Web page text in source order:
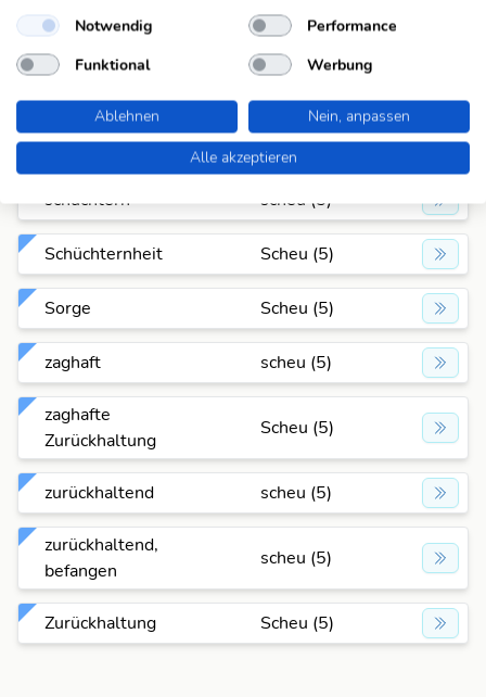
Pietät Scheu (5)
schreckhaft scheu (5)
schüchtern scheu (5)
Schüchternheit Scheu (5)
Sorge Scheu (5)
zaghaft scheu (5)
zaghafte
Zurückhaltung
Scheu (5)
zurückhaltend scheu (5)
zurückhaltend,
befangen
scheu (5)
Zurückhaltung Scheu (5)
Notwendig
Performance
Funktional
Werbung
Ablehnen
Nein, anpassen
Alle akzeptieren